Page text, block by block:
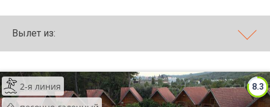
Вылет из:
8.3
2-я линия
Экскурсионные туры
ТОП 10 недорогих отелей